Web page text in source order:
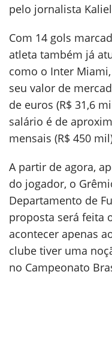
pelo jornalista
Com 14 gols
atleta também já
como o Inter
seu valor de
de euros (R$ 31,6
salário é de
mensais (R$ 450
A partir de agora,
do jogador, o
Departamento de
proposta será feita
acontecer apenas
clube tiver uma
no Campeonato